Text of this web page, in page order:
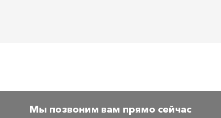
Мы позвоним вам прямо сейчас